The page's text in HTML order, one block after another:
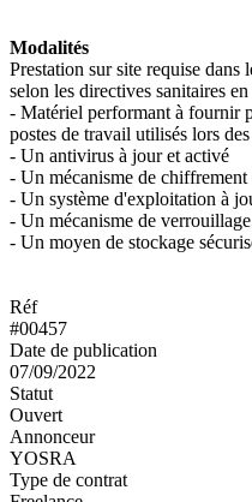
Modalités
Prestation sur site requise
selon les directives sanitaires
- Matériel performant à fournir
postes de travail utilisés lors
- Un antivirus à jour et activé
- Un mécanisme de
- Un système d'exploitation à
- Un mécanisme de
- Un moyen de stockage
Réf
#00457
Date de publication
07/09/2022
Statut
Ouvert
Annonceur
YOSRA
Type de contrat